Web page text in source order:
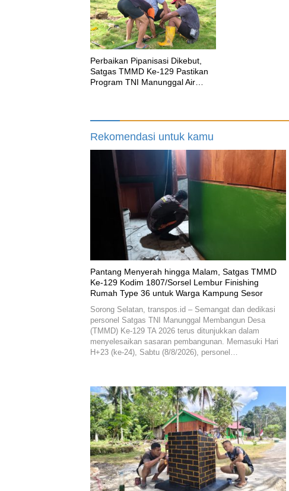
Perbaikan Pipanisasi Dikebut,
Satgas TMMD Ke-129 Pastikan
Program TNI Manunggal Air
Rekomendasi untuk kamu
Pantang Menyerah hingga Malam, Satgas TMMD
Ke-129 Kodim 1807/Sorsel Lembur Finishing
Rumah Type 36 untuk Warga Kampung Sesor
Sorong Selatan, transpos.id – Semangat dan dedikasi
personel Satgas TNI Manunggal Membangun Desa
(TMMD) Ke-129 TA 2026 terus ditunjukkan dalam
menyelesaikan sasaran pembangunan. Memasuki Hari
H+23 (ke-24), Sabtu (8/8/2026), personel…